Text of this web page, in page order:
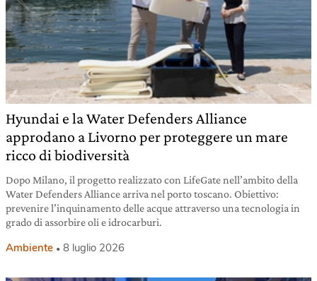
Hyundai e la Water Defenders Alliance
approdano a Livorno per proteggere un mare
ricco di biodiversità
Dopo Milano, il progetto realizzato con LifeGate nell’ambito della
Water Defenders Alliance arriva nel porto toscano. Obiettivo:
prevenire l’inquinamento delle acque attraverso una tecnologia in
grado di assorbire oli e idrocarburi.
Ambiente 8 luglio 2026